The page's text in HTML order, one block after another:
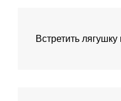
Встретить